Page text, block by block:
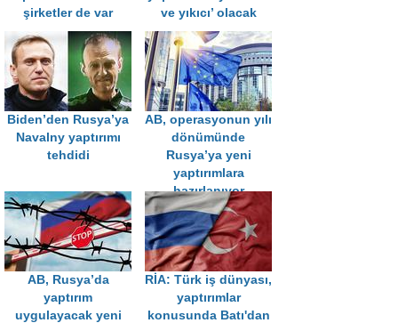
şirketler de var
ve yıkıcı’ olacak
Biden’den Rusya’ya
Navalny yaptırımı
tehdidi
AB, operasyonun yılı
dönümünde
Rusya’ya yeni
yaptırımlara
hazırlanıyor
AB, Rusya’da
yaptırım
uygulayacak yeni
RİA: Türk iş dünyası,
yaptırımlar
konusunda Batı'dan